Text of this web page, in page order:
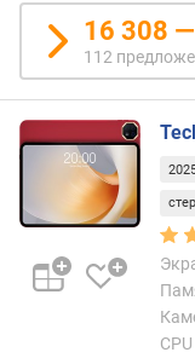
з
в
к
и
)
16 308
112